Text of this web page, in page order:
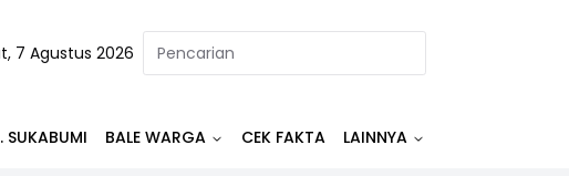
7 Agustus 2026
SUKABUMI BALE WARGA CEK FAKTA LAINNYA